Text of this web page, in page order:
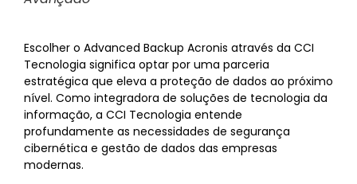
Escolher o Advanced Backup Acronis através da CCI
Tecnologia significa optar por uma parceria
estratégica que eleva a proteção de dados ao próximo
nível. Como integradora de soluções de tecnologia da
informação, a CCI Tecnologia entende
profundamente as necessidades de segurança
cibernética e gestão de dados das empresas
modernas.